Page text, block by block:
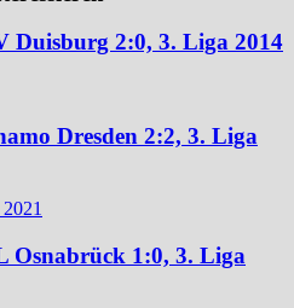
Duisburg 2:0, 3. Liga 2014
Dresden 2:2, 3. Liga
1:0, 3. Liga